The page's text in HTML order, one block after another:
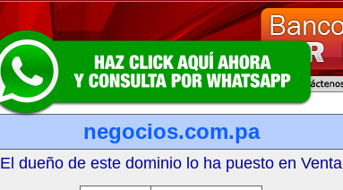
negocios.com.pa
El dueño de este dominio lo ha puesto en Venta